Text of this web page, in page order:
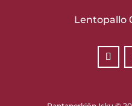
Lentopallo